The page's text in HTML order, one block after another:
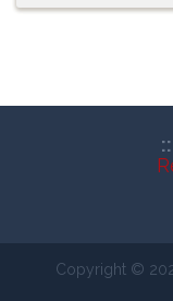
Copyright ©